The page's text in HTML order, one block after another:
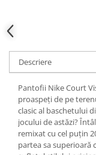
Descriere
Pantofii Nike Court
proaspeți de pe
clasic al baschetului
jocului de astăzi?
remixat cu cel puțin
partea sa superioară